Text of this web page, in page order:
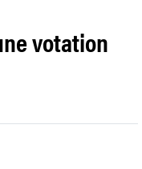
votation